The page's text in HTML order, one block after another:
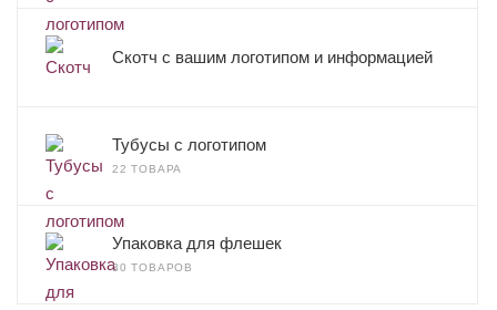
Скотч с вашим логотипом и информацией
Тубусы с логотипом
22 ТОВАРА
Упаковка для флешек
30 ТОВАРОВ